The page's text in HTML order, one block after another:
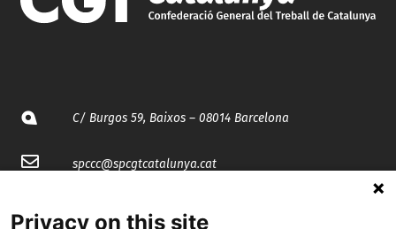
C/ Burgos 59, Baixos – 08014 Barcelona
spccc@spcgtcatalunya.cat
Privacy on this site